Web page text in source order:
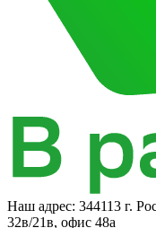
Наш адрес: 344113 г.
32в/21в, офис 48а